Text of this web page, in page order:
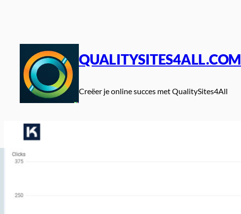
QUALITYSITES4ALL.COM
Creëer je online succes met QualitySites4All